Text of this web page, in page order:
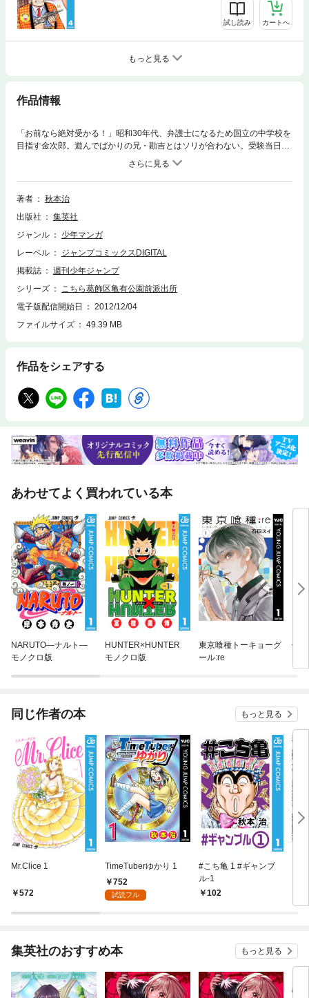
試し読み カートへ
もっと見る
作品情報
「お前なら絶対受かる！」昭和30年代、弁護士になるため国立の中学校を
目指す金次郎。遊んでばかりの兄・勘吉とはソリが合わない。受験当日、
受験票を風で飛ばされてしまうが、票を追って勘吉が川に飛び込む…。
「親愛なる兄貴への巻」他９編を収録。
著者
秋本治
出版社
集英社
ジャンル
少年マンガ
レーベル
ジャンプコミックスDIGITAL
掲載誌
週刊少年ジャンプ
シリーズ
こちら葛飾区亀有公園前派出所
電子版配信開始日
2012/12/04
ファイルサイズ
49.39 MB
作品をシェアする
あわせてよく買われている本
NARUTO—ナルト—
モノクロ版
HUNTER×HUNTER
モノクロ版
東京喰種トーキョーグ
ール:re
僕
同じ作者の本 もっと見る
Mr.Clice 1
572
TimeTuberゆかり 1
752
試読フル
#こち亀 1 #ギャンブ
ル‐1
102
集英社のおすすめ本 もっと見る